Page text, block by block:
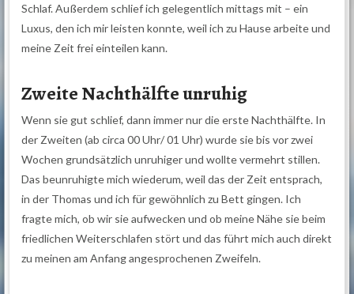
Schlaf. Außerdem schlief ich gelegentlich mittags mit – ein
Luxus, den ich mir leisten konnte, weil ich zu Hause arbeite und
meine Zeit frei einteilen kann.
Zweite Nachthälfte unruhig
Wenn sie gut schlief, dann immer nur die erste Nachthälfte. In
der Zweiten (ab circa 00 Uhr/ 01 Uhr) wurde sie bis vor zwei
Wochen grundsätzlich unruhiger und wollte vermehrt stillen.
Das beunruhigte mich wiederum, weil das der Zeit entsprach,
in der Thomas und ich für gewöhnlich zu Bett gingen. Ich
fragte mich, ob wir sie aufwecken und ob meine Nähe sie beim
friedlichen Weiterschlafen stört und das führt mich auch direkt
zu meinen am Anfang angesprochenen Zweifeln.